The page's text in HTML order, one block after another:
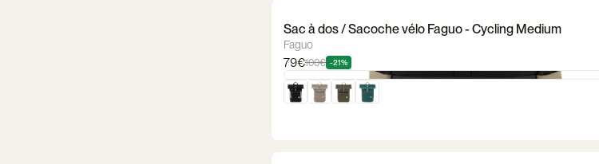
Sac à dos / Sacoche vélo Faguo - Cycling Medium
Faguo
79€100€ -21%